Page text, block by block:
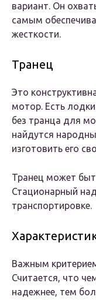
вариант. Он
самым
жесткости.
Транец
Это
мотор. Есть
без транца для
найдутся
изготовить его
Транец может
Стационарный
транспортировке.
Важным
Считается, что
надежнее, тем